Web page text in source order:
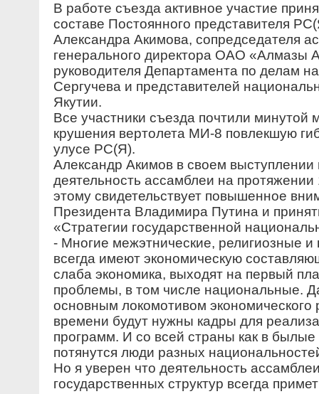
В работе съезда активное участие
составе Постоянного представителя
Александра Акимова, сопредседателя
генерального директора ОАО «Алмазы
руководителя Департамента по делам
Сергучева и представителей
Якутии.
Все участники съезда почтили минутой
крушения вертолета МИ-8 повлекшую
улусе РС(Я).
Александр Акимов в своем выступлении
деятельность ассамблеи на
этому свидетельствует повышенное
Президента Владимира Путина и
«Стратегии государственной
- Многие межэтнические, религиозные
всегда имеют экономическую
слаба экономика, выходят на первый
проблемы, в том числе национальные.
основным локомотивом экономического
времени будут нужны кадры для
программ. И со всей страны как в
потянутся люди разных
Но я уверен что деятельность
государственных структур всегда